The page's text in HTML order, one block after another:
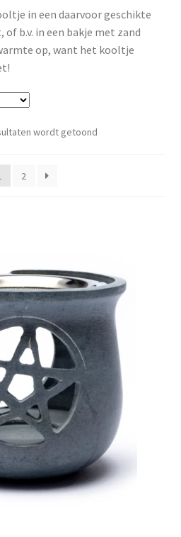
in een daarvoor geschikte
b.v. in een bakje met zand
op, want het kooltje
wordt getoond
2